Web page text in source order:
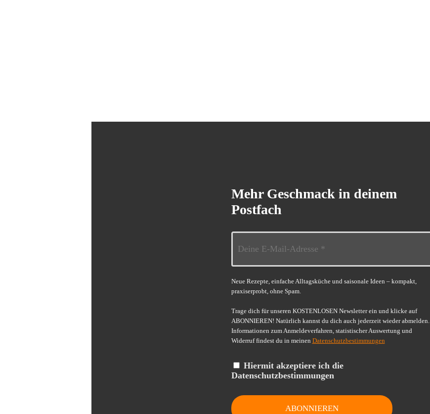
Mehr Geschmack in deinem
Postfach
Neue Rezepte, einfache Alltagsküche und saisonale Ideen – kompakt,
praxiserprobt, ohne Spam.
Trage dich für unseren KOSTENLOSEN Newsletter ein und klicke auf
ABONNIEREN! Natürlich kannst du dich auch jederzeit wieder abmelden.
Informationen zum Anmeldeverfahren, statistischer Auswertung und
Widerruf findest du in meinen Datenschutzbestimmungen
Hiermit akzeptiere ich die
Datenschutzbestimmungen